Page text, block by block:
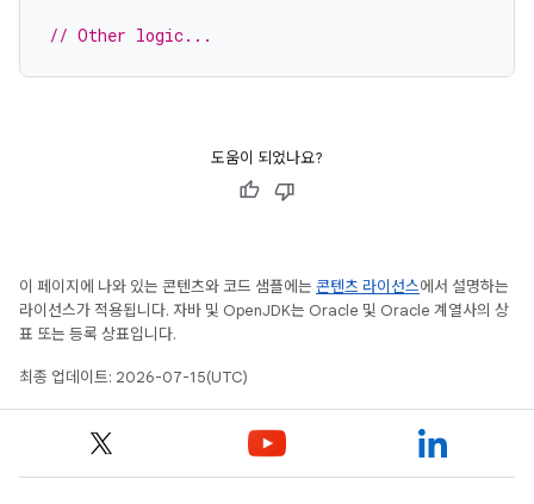
// Other logic...
도움이 되었나요?
이 페이지에 나와 있는 콘텐츠와 코드 샘플에는 콘텐츠 라이선스에서 설명하는
라이선스가 적용됩니다. 자바 및 OpenJDK는 Oracle 및 Oracle 계열사의 상
표 또는 등록 상표입니다.
최종 업데이트: 2026-07-15(UTC)